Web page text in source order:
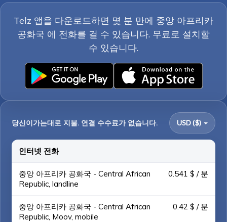
Telz 앱을 다운로드하면 몇 분 만에 중앙 아프리카
공화국 에 전화를 걸 수 있습니다. 무료로 설치할
수 있습니다.
당신이가는대로 지불. 연결 수수료가 없습니다. USD ($)
인터넷 전화
중앙 아프리카 공화국 - Central African
Republic, landline
0.541 $ / 분
중앙 아프리카 공화국 - Central African
Republic, Moov, mobile
0.42 $ / 분